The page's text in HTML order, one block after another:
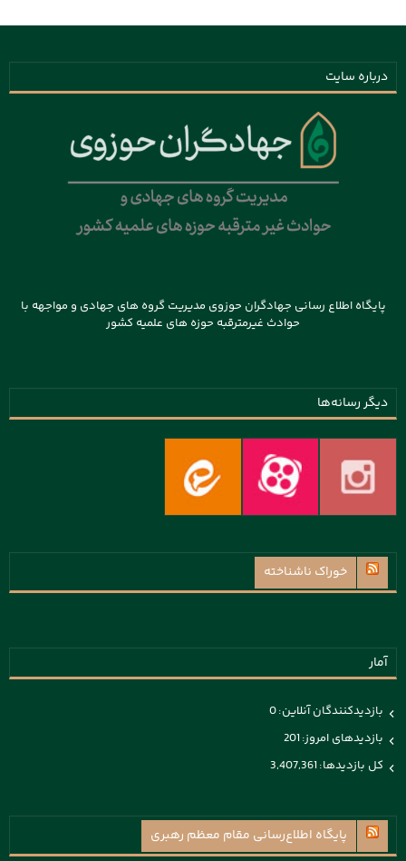
درباره سایت
پایگاه اطلاع رسانی جهادگران حوزوی مدیریت گروه های جهادی و مواجهه با
حوادث غیرمترقبه حوزه های علمیه کشور
دیگر رسانه‌ها
خوراک ناشناخته
آمار
بازدیدکنندگان آنلاین:0
بازدیدهای امروز:201
کل بازدیدها:3,407,361
پايگاه اطلاع‌رسانی مقام معظم رهبری